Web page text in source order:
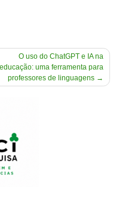
O uso do ChatGPT e IA na
educação: uma ferramenta para
professores de linguagens